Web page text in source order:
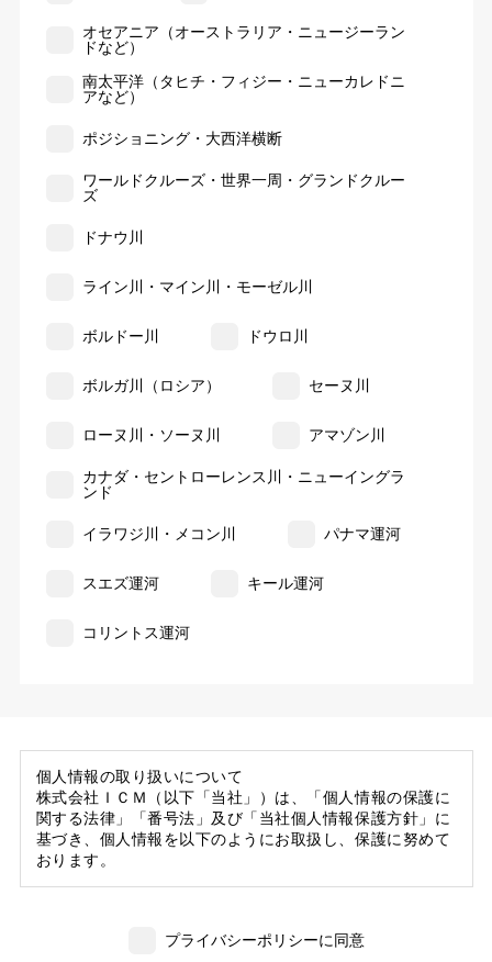
オセアニア（オーストラリア・ニュージーラン
ドなど）
南太平洋（タヒチ・フィジー・ニューカレドニ
アなど）
ポジショニング・大西洋横断
ワールドクルーズ・世界一周・グランドクルー
ズ
ドナウ川
ライン川・マイン川・モーゼル川
ボルドー川 ドウロ川
ボルガ川（ロシア） セーヌ川
ローヌ川・ソーヌ川 アマゾン川
カナダ・セントローレンス川・ニューイングラ
ンド
イラワジ川・メコン川 パナマ運河
スエズ運河 キール運河
コリントス運河
個人情報の取り扱いについて
株式会社ＩＣＭ（以下「当社」）は、「個人情報の保護に
関する法律」「番号法」及び「当社個人情報保護方針」に
基づき、個人情報を以下のようにお取扱し、保護に努めて
おります。
いただいた個人情報の一部を個人データとして保有
プライバシーポリシーに同意